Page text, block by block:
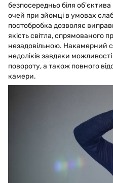
безпосередньо біля
очей при зйомці в умовах
постобробка дозволяє
якість світла, спрямованого
незадовільною. Накамерний
недоліків завдяки
повороту, а також повного
камери.